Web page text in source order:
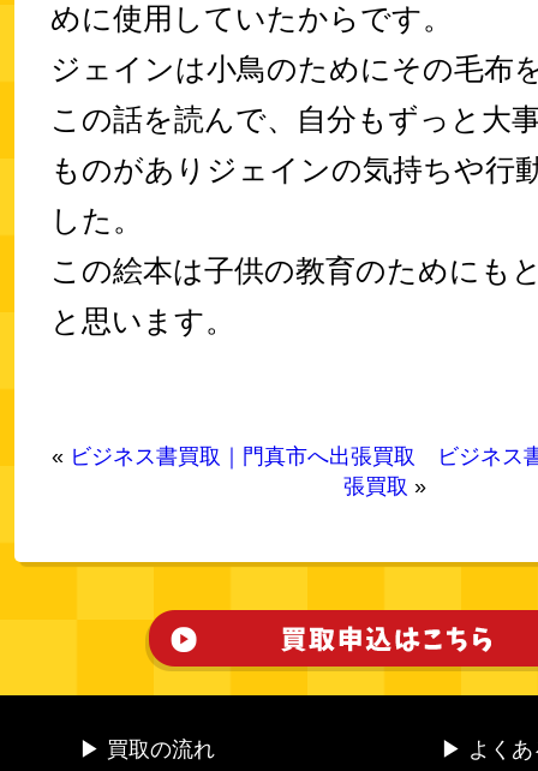
めに使用していたからです。
ジェインは小鳥のためにその毛布
この話を読んで、自分もずっと大
ものがありジェインの気持ちや行
した。
この絵本は子供の教育のためにも
と思います。
« ビジネス書買取｜門真市へ出張買取
ビジネス
張買取 »
▶ 買取の流れ ▶ よくあ